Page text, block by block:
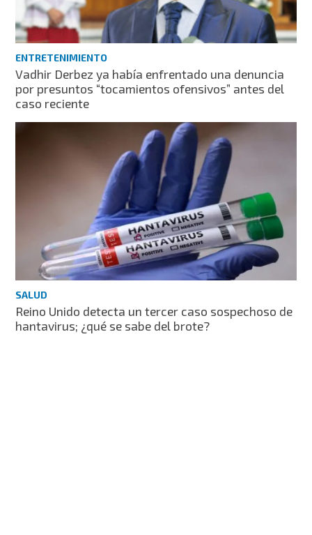
ENTRETENIMIENTO
Vadhir Derbez ya había enfrentado una denuncia
por presuntos “tocamientos ofensivos” antes del
caso reciente
SALUD
Reino Unido detecta un tercer caso sospechoso de
hantavirus; ¿qué se sabe del brote?